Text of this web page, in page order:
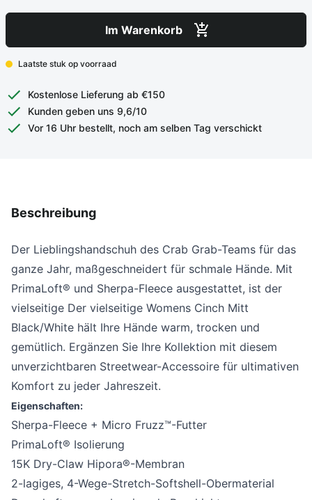
Im Warenkorb
Laatste stuk op voorraad
Kostenlose Lieferung ab €150
Kunden geben uns 9,6/10
Vor 16 Uhr bestellt, noch am selben Tag verschickt
Beschreibung
Der Lieblingshandschuh des Crab Grab-Teams für das
ganze Jahr, maßgeschneidert für schmale Hände. Mit
PrimaLoft® und Sherpa-Fleece ausgestattet, ist der
vielseitige Der vielseitige Womens Cinch Mitt
Black/White hält Ihre Hände warm, trocken und
gemütlich. Ergänzen Sie Ihre Kollektion mit diesem
unverzichtbaren Streetwear-Accessoire für ultimativen
Komfort zu jeder Jahreszeit.
Eigenschaften:
Sherpa-Fleece + Micro Fruzz™-Futter
PrimaLoft® Isolierung
15K Dry-Claw Hipora®-Membran
2-lagiges, 4-Wege-Stretch-Softshell-Obermaterial